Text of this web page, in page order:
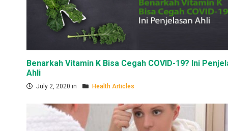
Benarkah Vitamin K Bisa Cegah COVID-19? Ini
Ahli
July 2, 2020 in Health Articles